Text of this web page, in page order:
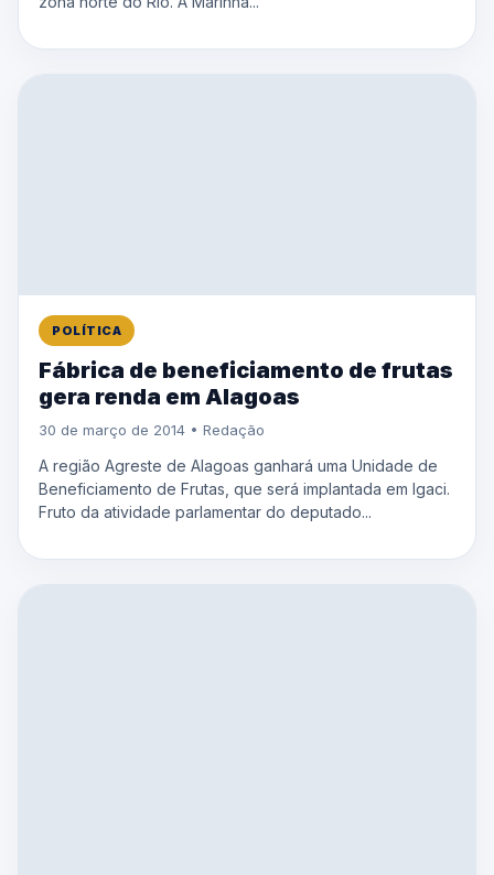
POLÍTICA
Fábrica de beneficiamento de frutas
gera renda em Alagoas
30 de março de 2014 • Redação
A região Agreste de Alagoas ganhará uma Unidade de
Beneficiamento de Frutas, que será implantada em Igaci.
Fruto da atividade parlamentar do deputado...